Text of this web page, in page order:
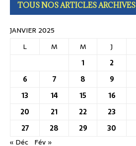
TOUS NOS ARTICLES ARCHIVES
JANVIER 2025
L
M M J
1
2
6
7 8 9
13
14 15 16
20
21 22 23
27
28 29 30
« Déc Fév »